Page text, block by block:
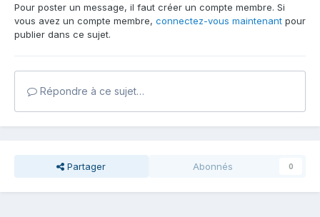
Pour poster un message, il faut créer un compte membre. Si
vous avez un compte membre, connectez-vous maintenant pour
publier dans ce sujet.
Répondre à ce sujet…
Partager Abonnés 0